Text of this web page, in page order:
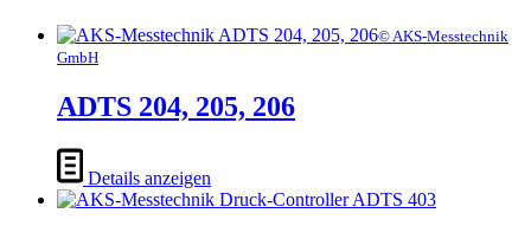
© AKS-Messtechnik
GmbH
ADTS 204, 205, 206
Details anzeigen